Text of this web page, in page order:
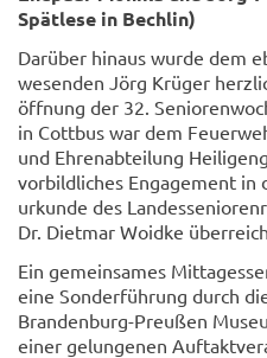
Spät­le­se in Bech­lin)
Dar­über hin­aus wurde dem
we­sen­den Jörg Krü­ger
öff­nung der 32.
in Cott­bus war dem
und Eh­ren­ab­tei­lung
vor­bild­li­ches En­ga­ge­ment
ur­kun­de des
Dr. Diet­mar Wo­id­ke
Ein ge­mein­sa­mes
eine Son­der­füh­rung durch
Brandenburg-​Preußen
einer ge­lun­ge­nen